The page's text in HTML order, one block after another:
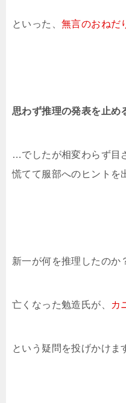
といった、 無言のおねだ
思わず推理の発表を止め
…でしたが相変わらず目
慌てて服部へのヒントを
新一が何を推理したのか
亡くなった勉造氏が、 カ
という疑問を投げかけま